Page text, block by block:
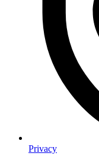
Privacy